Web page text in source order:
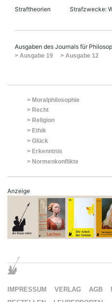
Straftheorien Strafzwecke:
Ausgaben des Journals für
> Ausgabe 19 > Ausgabe 12
> Moralphilosophie
> Recht
> Religion
> Ethik
> Glück
> Erkenntnis
> Normenkonflikte
Anzeige
IMPRESSUM VERLAG AGB